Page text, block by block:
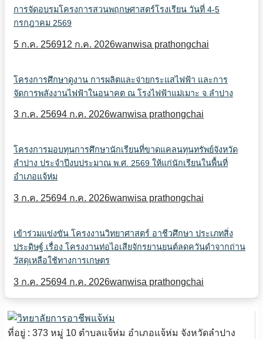
การจัดอบรมโครงการสวนพฤกษศาสตร์โรงเรียน วันที่ 4-5
กรกฎาคม 2569
5 ก.ค. 256912 ก.ค. 2026wanwisa prathongchai
โครงการศึกษาดูงาน การผลิตและจ่ายกระแสไฟฟ้า และการ
จัดการพลังงานไฟฟ้าในอนาคต ณ โรงไฟฟ้าแม่เมาะ จ.ลำปาง
3 ก.ค. 25694 ก.ค. 2026wanwisa prathongchai
โครงการมอบทุนการศึกษานักเรียนที่ขาดแคลนทุนทรัพย์จังหวัด
ลำปาง ประจำปีงบประมาณ พ.ศ. 2569 ให้แก่นักเรียนในพื้นที่
อำเภอแจ้ห่ม
3 ก.ค. 25694 ก.ค. 2026wanwisa prathongchai
เข้าร่วมแข่งขัน โครงงานวิทยาศาสตร์ อาชีวศึกษา ประเภทสิ่ง
ประดิษฐ์ เรื่อง โครงงานท่อไอเสียจักรยานยนต์ลดควันดำจากถ่าน
วัสดุเหลือใช้ทางการเกษตร
3 ก.ค. 25694 ก.ค. 2026wanwisa prathongchai
ที่อยู่ : 373 หมู่ 10 ตำบลแจ้ห่ม อำเภอแจ้ห่ม จังหวัดลำปาง